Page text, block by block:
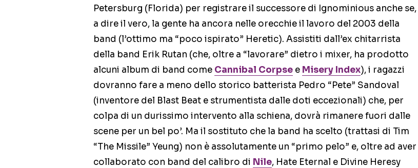
Petersburg (Florida) per registrare il successore di Ignominious anche se,
a dire il vero, la gente ha ancora nelle orecchie il lavoro del 2003 della
band (l’ottimo ma “poco ispirato” Heretic). Assistiti dall’ex chitarrista
della band Erik Rutan (che, oltre a “lavorare” dietro i mixer, ha prodotto
alcuni album di band come Cannibal Corpse e Misery Index), i ragazzi
dovranno fare a meno dello storico batterista Pedro “Pete” Sandoval
(inventore del Blast Beat e strumentista dalle doti eccezionali) che, per
colpa di un durissimo intervento alla schiena, dovrà rimanere fuori dalle
scene per un bel po’. Ma il sostituto che la band ha scelto (trattasi di Tim
“The Missile” Yeung) non è assolutamente un “primo pelo” e, oltre ad aver
collaborato con band del calibro di Nile, Hate Eternal e Divine Heresy